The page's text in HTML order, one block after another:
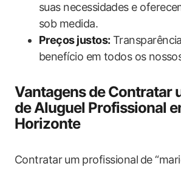
suas necessidades e
sob medida.
Preços justos:
benefício em todos ‍os
Vantagens de⁣ Contratar
de ‌Aluguel Profissional
Horizonte
Contratar⁢ um profissional⁣ de